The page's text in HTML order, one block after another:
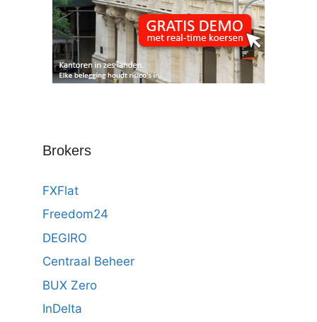
Brokers
FXFlat
Freedom24
DEGIRO
Centraal Beheer
BUX Zero
InDelta